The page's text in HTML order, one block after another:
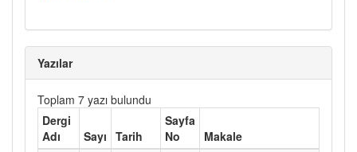
Yazılar
Toplam 7 yazı bulundu
Dergi
Adı
Sayı Tarih
Sayfa
No
Makale